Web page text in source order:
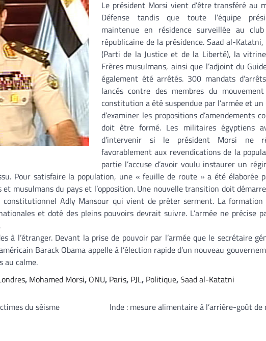
Le président Morsi vient d’être transféré au
Défense tandis que toute l’équipe
maintenue en résidence surveillée au
républicaine de la présidence. Saad al-
(Parti de la Justice et de la Liberté), la
Frères musulmans, ainsi que l’adjoint du
également été arrêtés. 300 mandats
lancés contre des membres du
constitution a été suspendue par l’armée et
d’examiner les propositions d’amendements
doit être formé. Les militaires égyptiens
d’intervenir si le président Morsi ne
favorablement aux revendications de la
partie l’accuse d’avoir voulu instaurer un
Pour satisfaire la population, une « feuille de route » a été élaborée
musulmans du pays et l’opposition. Une nouvelle transition doit
Adly Mansour qui vient de prêter serment. La formation
et doté des pleins pouvoirs devrait suivre. L’armée ne précise
à l’étranger. Devant la prise de pouvoir par l’armée que le secrétaire
Barack Obama appelle à l’élection rapide d’un nouveau
au calme.
, Mohamed Morsi, ONU, Paris, PJL, Politique,Saad al-Katatni
du séisme
Inde : mesure alimentaire à l’arrière-goût